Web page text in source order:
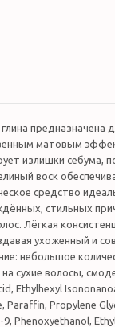
предназначена
матовым
излишки себума,
воск
средство
стильных
Лёгкая
ухоженный и
небольшое
на сухие волосы,
Ethylhexyl
Paraffin, Propylene
Phenoxyethanol,